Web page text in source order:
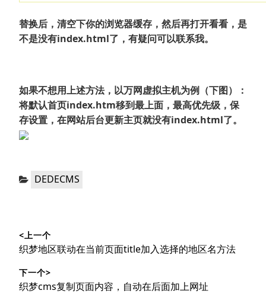
替换后，清空下你的浏览器缓存，然后再打开看看，是
不是没有index.html了，有疑问可以联系我。
如果不想用上述方法，以万网虚拟主机为例（下图）：
将默认首页index.htm移到最上面，最高优先级，保
存设置，在网站后台更新主页就没有index.html了。
分
DEDECMS
章
导
航
<上一个
上
文
章：
织梦地区联动在当前页面title加入选择的地区名方法
下一个>
下
织梦cms复制页面内容，自动在后面加上网址